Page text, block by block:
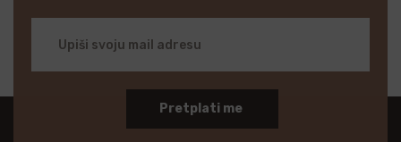
Pretplati me